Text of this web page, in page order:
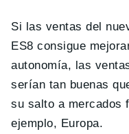
Si las ventas del
ES8 consigue
autonomía, las
serían tan buenas
su salto a mercados
ejemplo, Europa.